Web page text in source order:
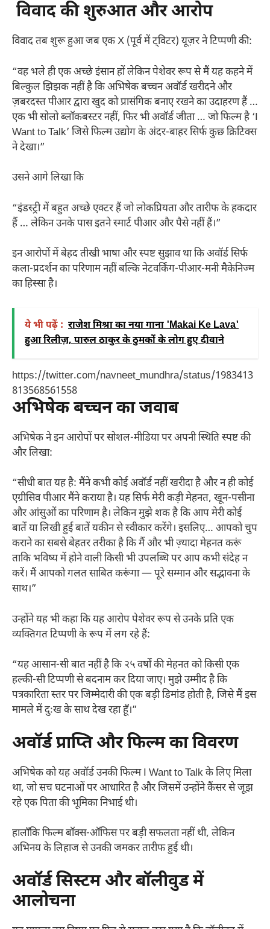
विवाद की शुरुआत और आरोप
विवाद तब शुरू हुआ जब एक X (पूर्व में ट्विटर) यूज़र ने टिप्पणी की:
“वह भले ही एक अच्छे इंसान हों लेकिन पेशेवर रूप से मैं यह कहने में
बिल्कुल झिझक नहीं है कि अभिषेक बच्चन अवॉर्ड खरीदने और
ज़बरदस्त पीआर द्वारा खुद को प्रासंगिक बनाए रखने का उदाहरण हैं …
एक भी सोलो ब्लॉकबस्टर नहीं, फिर भी अवॉर्ड जीता … जो फिल्म है ‘I
Want to Talk’ जिसे फिल्म उद्योग के अंदर-बाहर सिर्फ कुछ क्रिटिक्स
ने देखा।”
उसने आगे लिखा कि
“इंडस्ट्री में बहुत अच्छे एक्टर हैं जो लोकप्रियता और तारीफ के हकदार
हैं … लेकिन उनके पास इतने स्मार्ट पीआर और पैसे नहीं हैं।”
इन आरोपों में बेहद तीखी भाषा और स्पष्ट सुझाव था कि अवॉर्ड सिर्फ
कला-प्रदर्शन का परिणाम नहीं बल्कि नेटवर्किंग-पीआर-मनी मैकेनिज्म
का हिस्सा है।
ये भी पढ़ें : राजेश मिश्रा का नया गाना 'Makai Ke Lava'
हुआ रिलीज़, पारुल ठाकुर के ठुमकों के लोग हुए दीवाने
https://twitter.com/navneet_mundhra/status/1983413
813568561558
अभिषेक बच्चन का जवाब
अभिषेक ने इन आरोपों पर सोशल-मीडिया पर अपनी स्थिति स्पष्ट की
और लिखा:
“सीधी बात यह है: मैंने कभी कोई अवॉर्ड नहीं खरीदा है और न ही कोई
एग्रीसिव पीआर मैंने कराया है। यह सिर्फ मेरी कड़ी मेहनत, खून-पसीना
और आंसुओं का परिणाम है। लेकिन मुझे शक है कि आप मेरी कोई
बातें या लिखी हुई बातें यकीन से स्वीकार करेंगे। इसलिए… आपको चुप
कराने का सबसे बेहतर तरीका है कि मैं और भी ज़्यादा मेहनत करूं
ताकि भविष्य में होने वाली किसी भी उपलब्धि पर आप कभी संदेह न
करें। मैं आपको गलत साबित करूंगा — पूरे सम्मान और सद्भावना के
साथ।”
उन्होंने यह भी कहा कि यह आरोप पेशेवर रूप से उनके प्रति एक
व्यक्तिगत टिप्पणी के रूप में लग रहे हैं:
“यह आसान-सी बात नहीं है कि २५ वर्षों की मेहनत को किसी एक
हल्की-सी टिप्पणी से बदनाम कर दिया जाए। मुझे उम्मीद है कि
पत्रकारिता स्तर पर जिम्मेदारी की एक बड़ी डिमांड होती है, जिसे मैं इस
मामले में दुःख के साथ देख रहा हूँ।”
अवॉर्ड प्राप्ति और फिल्म का विवरण
अभिषेक को यह अवॉर्ड उनकी फिल्म I Want to Talk के लिए मिला
था, जो सच घटनाओं पर आधारित है और जिसमें उन्होंने कैंसर से जूझ
रहे एक पिता की भूमिका निभाई थी।
हालाँकि फिल्म बॉक्स-ऑफिस पर बड़ी सफलता नहीं थी, लेकिन
अभिनय के लिहाज से उनकी जमकर तारीफ हुई थी।
अवॉर्ड सिस्टम और बॉलीवुड में
आलोचना